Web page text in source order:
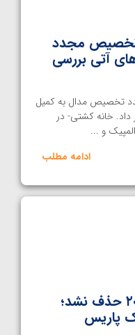
تخصیص مجدد
آتی بررسی
تخصیص مدال به کمیل
خانه کشتی- در
و ...
ادامه مطلب
کشتی فرنگی از المپیک ۲۰۲۴ حذف نشد؛
پاریس